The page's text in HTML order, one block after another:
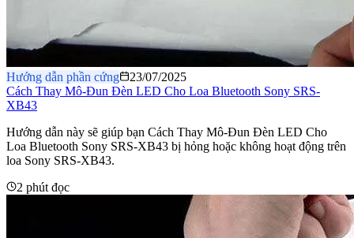
Hướng dẫn phần cứng
23/07/2025
Cách Thay Mô-Đun Đèn LED Cho Loa Bluetooth Sony SRS-
XB43
Hướng dẫn này sẽ giúp bạn Cách Thay Mô-Đun Đèn LED Cho
Loa Bluetooth Sony SRS-XB43 bị hỏng hoặc không hoạt động trên
loa Sony SRS-XB43.
2 phút đọc